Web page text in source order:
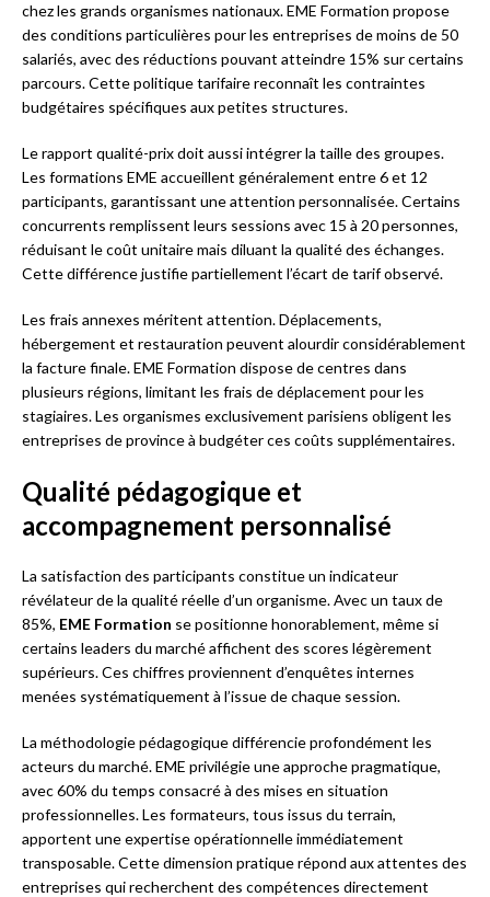
chez les grands organismes nationaux. EME Formation propose
des conditions particulières pour les entreprises de moins de 50
salariés, avec des réductions pouvant atteindre 15% sur certains
parcours. Cette politique tarifaire reconnaît les contraintes
budgétaires spécifiques aux petites structures.
Le rapport qualité-prix doit aussi intégrer la taille des groupes.
Les formations EME accueillent généralement entre 6 et 12
participants, garantissant une attention personnalisée. Certains
concurrents remplissent leurs sessions avec 15 à 20 personnes,
réduisant le coût unitaire mais diluant la qualité des échanges.
Cette différence justifie partiellement l’écart de tarif observé.
Les frais annexes méritent attention. Déplacements,
hébergement et restauration peuvent alourdir considérablement
la facture finale. EME Formation dispose de centres dans
plusieurs régions, limitant les frais de déplacement pour les
stagiaires. Les organismes exclusivement parisiens obligent les
entreprises de province à budgéter ces coûts supplémentaires.
Qualité pédagogique et
accompagnement personnalisé
La satisfaction des participants constitue un indicateur
révélateur de la qualité réelle d’un organisme. Avec un taux de
85%, EME Formation se positionne honorablement, même si
certains leaders du marché affichent des scores légèrement
supérieurs. Ces chiffres proviennent d’enquêtes internes
menées systématiquement à l’issue de chaque session.
La méthodologie pédagogique différencie profondément les
acteurs du marché. EME privilégie une approche pragmatique,
avec 60% du temps consacré à des mises en situation
professionnelles. Les formateurs, tous issus du terrain,
apportent une expertise opérationnelle immédiatement
transposable. Cette dimension pratique répond aux attentes des
entreprises qui recherchent des compétences directement